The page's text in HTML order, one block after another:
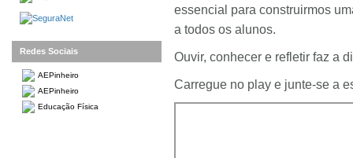
essencial para construirmos
a todos os alunos.
Ouvir, conhecer e refletir faz a
Carregue no play e junte-se a
Redes Sociais
AEPinheiro
AEPinheiro
Educação Física